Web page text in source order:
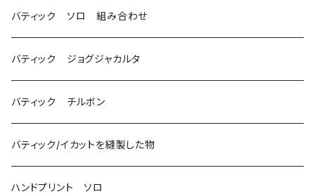
バティック ソロ 組み合わせ
バティック ジョグジャカルタ
バティック チルボン
バティック/イカットを縫製した物
ハンドプリント ソロ